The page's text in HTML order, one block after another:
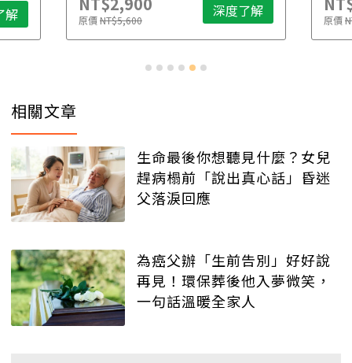
解 原價NT$5,600 深度了解 原價
相關文章
生命最後你想聽見什麼？女兒
趕病榻前「說出真心話」昏迷
父落淚回應
為癌父辦「生前告別」好好說
再見！環保葬後他入夢微笑，
一句話溫暖全家人